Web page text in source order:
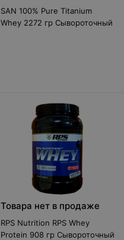
SAN 100% Pure Titanium
Whey 2272 гр Сывороточный
Товара нет в продаже
RPS Nutrition RPS Whey
Protein 908 гр Сывороточный